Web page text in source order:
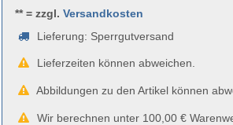
** = zzgl.Versandkosten
Lieferung: Sperrgutversand
Lieferzeiten können abweichen.
Abbildungen zu den Artikel können
Wir berechnen unter 100,00 €